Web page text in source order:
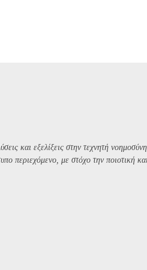
και εξελίξεις στην τεχνητή
περιεχόμενο, με στόχο την ποιοτική